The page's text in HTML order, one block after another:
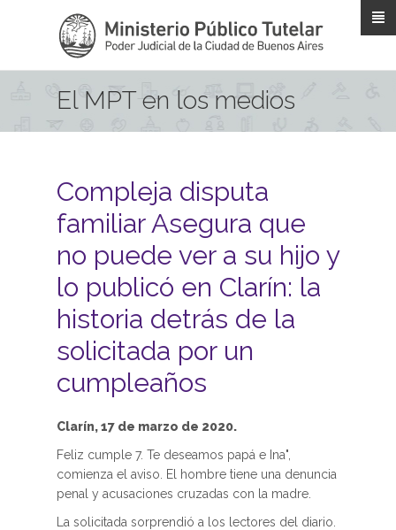
El MPT en los medios
Compleja disputa
familiar Asegura que
no puede ver a su hijo y
lo publicó en Clarín: la
historia detrás de la
solicitada por un
cumpleaños
Clarín, 17 de marzo de 2020.
Feliz cumple 7. Te deseamos papá e Ina",
comienza el aviso. El hombre tiene una denuncia
penal y acusaciones cruzadas con la madre.
La solicitada sorprendió a los lectores del diario.